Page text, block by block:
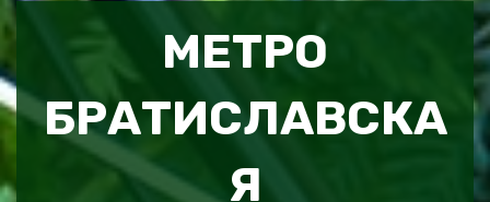
МЕТРО
БРАТИСЛАВСКА
Я